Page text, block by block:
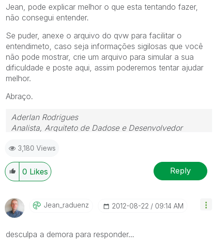
Jean, pode explicar melhor o que esta tentando fazer,
não consegui entender.
Se puder, anexe o arquivo do qvw para facilitar o
entendimeto, caso seja informações sigilosas que você
não pode mostrar, crie um arquivo para simular a sua
dificuldade e poste aqui, assim poderemos tentar ajudar
melhor.
Abraço.
Aderlan Rodrigues
Analista, Arquiteto de Dadose e Desenvolvedor
Youtube.com/bideaz  Instagram.com/bideaz.in
"Nada é tão inútil quanto fazer eficientemente o que
não deveria ser feito." (Peter Drucker)
3,180 Views
0 Likes Reply
Jean_raduenz ‎2012-08-22 09:14 AM
desculpa a demora para responder...